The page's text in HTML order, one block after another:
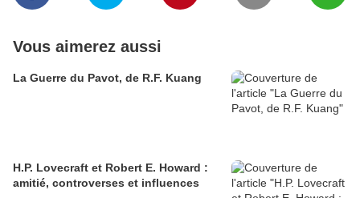
Vous aimerez aussi
La Guerre du Pavot, de R.F. Kuang
H.P. Lovecraft et Robert E. Howard :
amitié, controverses et influences